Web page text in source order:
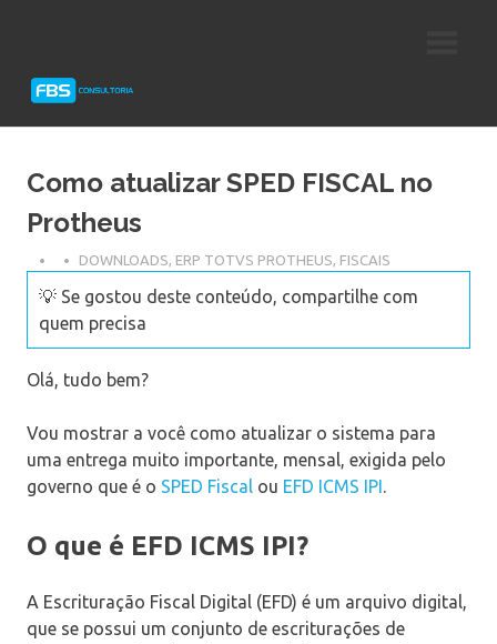
Protheus
Como atualizar SPED FISCAL no
Protheus
DOWNLOADS, ERP TOTVS PROTHEUS, FISCAIS
💡 Se gostou deste conteúdo, compartilhe com
quem precisa
Olá, tudo bem?
Vou mostrar a você como atualizar o sistema para
uma entrega muito importante, mensal, exigida pelo
governo que é o SPED Fiscal ou EFD ICMS IPI .
O que é EFD ICMS IPI?
A Escrituração Fiscal Digital (EFD) é um arquivo digital,
que se possui um conjunto de escriturações de